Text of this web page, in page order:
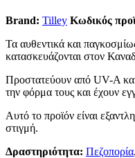
Brand: Tilley Κωδικός
Τα αυθεντικά και
κατασκευάζονται στον
Προστατεύουν από UV-A
την φόρμα τους και έχουν
Αυτό το προϊόν είναι
στιγμή.
Δραστηριότητα: Πεζοπορία,